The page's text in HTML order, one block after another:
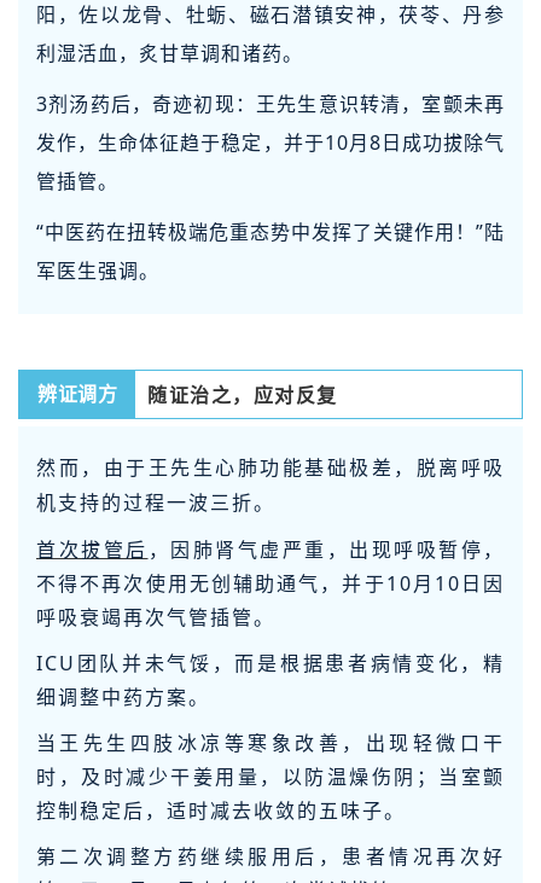
阳，佐以龙骨、牡蛎、磁石潜镇安神，茯苓、丹参
利湿活血，炙甘草调和诸药。
3剂汤药后，奇迹初现：王先生意识转清，室颤未再
发作，生命体征趋于稳定，并于10月8日成功拔除气
管插管。
“中医药在扭转极端危重态势中发挥了关键作用！”陆
军医生强调。
辨证调方 随证治之，应对反复
然而，由于王先生心肺功能基础极差，脱离呼吸
机支持的过程一波三折。
首次拔管后 ，因肺肾气虚严重，出现呼吸暂停，
不得不再次使用无创辅助通气，并于10月10日因
呼吸衰竭再次气管插管。
ICU团队并未气馁，而是根据患者病情变化，精
细调整中药方案。
当王先生四肢冰凉等寒象改善，出现轻微口干
时，及时减少干姜用量，以防温燥伤阴；当室颤
控制稳定后，适时减去收敛的五味子。
第二次调整方药继续服用后，患者情况再次好